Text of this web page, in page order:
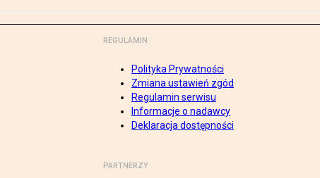
REGULAMIN
Polityka Prywatności
Zmiana ustawień zgód
Regulamin serwisu
Informacje o nadawcy
Deklaracja dostępności
PARTNERZY